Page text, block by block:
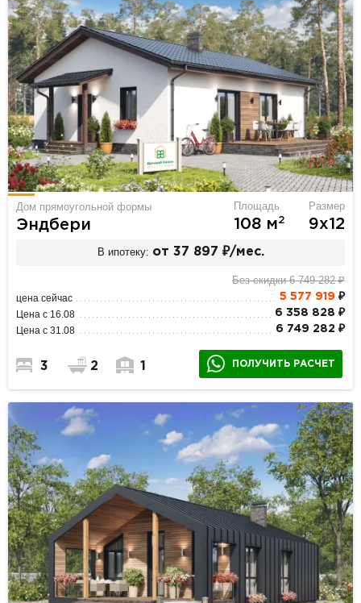
Дом прямоугольной формы
Эндбери
Площадь
108 м2
Размер
9х12
В ипотеку: от 37 897 ₽/мес.
Без скидки 6 749 282 ₽
цена сейчас 5 577 919 ₽
Цена с 16.08 6 358 828 ₽
Цена с 31.08 6 749 282 ₽
3 2 1 ПОЛУЧИТЬ РАСЧЕТ